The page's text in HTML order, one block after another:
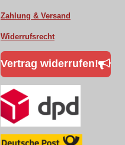
Zahlung & Versand
Widerrufsrecht
Vertrag widerrufen!